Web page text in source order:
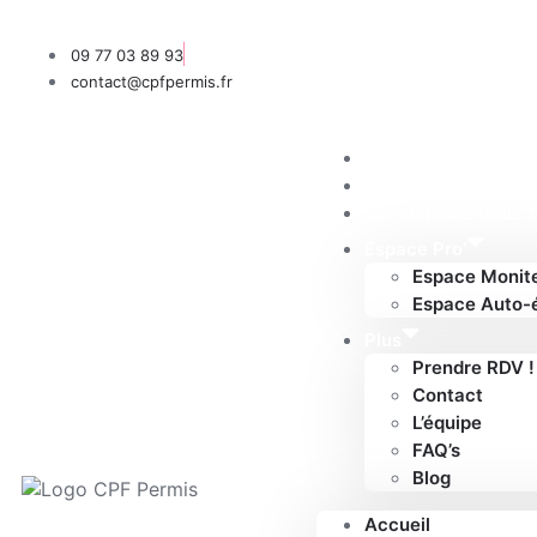
09 77 03 89 93
contact@cpfpermis.fr
Espace
Espace Auto-
Prendre RDV !
Contact
L’équipe
FAQ’s
Blog
Accueil